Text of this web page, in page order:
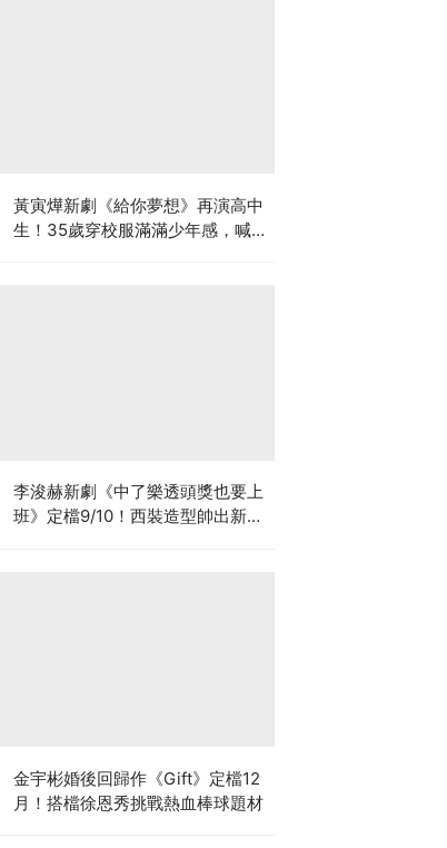
黃寅燁新劇《給你夢想》再演高中
生！35歲穿校服滿滿少年感，喊
李浚赫新劇《中了樂透頭獎也要上
班》定檔9/10！西裝造型帥出新高
金宇彬婚後回歸作《Gift》定檔12
月！搭檔徐恩秀挑戰熱血棒球題材